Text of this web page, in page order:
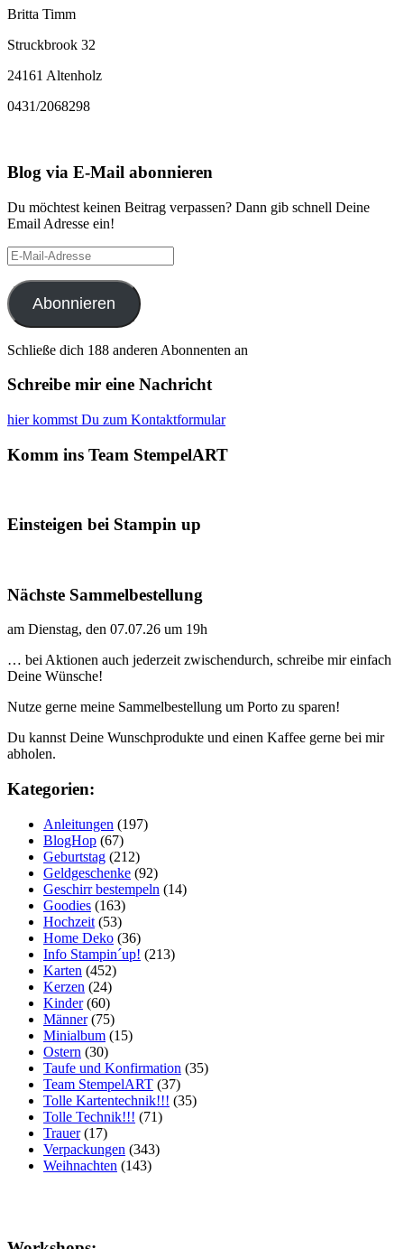
Britta Timm
Struckbrook 32
24161 Altenholz
0431/2068298
Blog via E-Mail abonnieren
Du möchtest keinen Beitrag verpassen? Dann gib schnell Deine
Email Adresse ein!
E-
Mail-
Adresse
Abonnieren
Schließe dich 188 anderen Abonnenten an
Schreibe mir eine Nachricht
hier kommst Du zum Kontaktformular
Komm ins Team StempelART
Einsteigen bei Stampin up
Nächste Sammelbestellung
am Dienstag, den 07.07.26 um 19h
… bei Aktionen auch jederzeit zwischendurch, schreibe mir einfach
Deine Wünsche!
Nutze gerne meine Sammelbestellung um Porto zu sparen!
Du kannst Deine Wunschprodukte und einen Kaffee gerne bei mir
abholen.
Kategorien:
Anleitungen (197)
BlogHop (67)
Geburtstag (212)
Geldgeschenke (92)
Geschirr bestempeln (14)
Goodies (163)
Hochzeit (53)
Home Deko (36)
Info Stampin´up! (213)
Karten (452)
Kerzen (24)
Kinder(60)
Männer(75)
Minialbum (15)
Ostern (30)
Taufe und Konfirmation (35)
Team StempelART (37)
Tolle Kartentechnik!!! (35)
Tolle Technik!!! (71)
Trauer(17)
Verpackungen (343)
Weihnachten (143)